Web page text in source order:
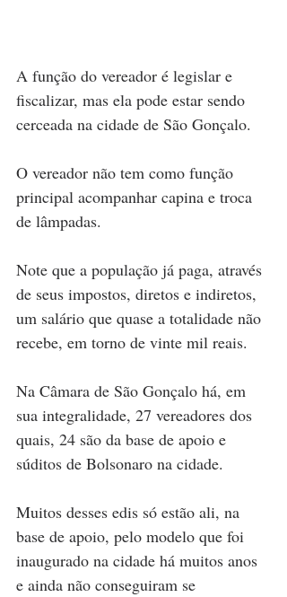
A função do vereador é legislar e
fiscalizar, mas ela pode estar sendo
cerceada na cidade de São Gonçalo.
O vereador não tem como função
principal acompanhar capina e troca
de lâmpadas.
Note que a população já paga, através
de seus impostos, diretos e indiretos,
um salário que quase a totalidade não
recebe, em torno de vinte mil reais.
Na Câmara de São Gonçalo há, em
sua integralidade, 27 vereadores dos
quais, 24 são da base de apoio e
súditos de Bolsonaro na cidade.
Muitos desses edis só estão ali, na
base de apoio, pelo modelo que foi
inaugurado na cidade há muitos anos
e ainda não conseguiram se